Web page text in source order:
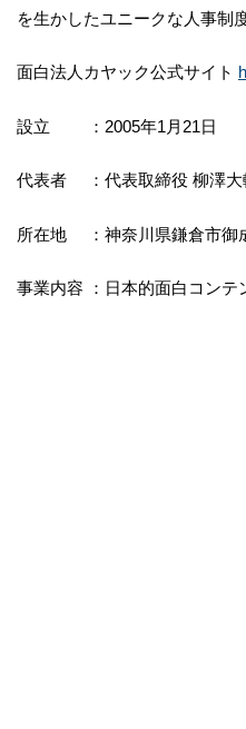
を生かしたユニークな人事制
面白法人カヤック公式サイト
設立 ：2005年1月21日
代表者 ：代表取締役 柳澤大
所在地 ：神奈川県鎌倉市御
事業内容 ：日本的面白コンテ